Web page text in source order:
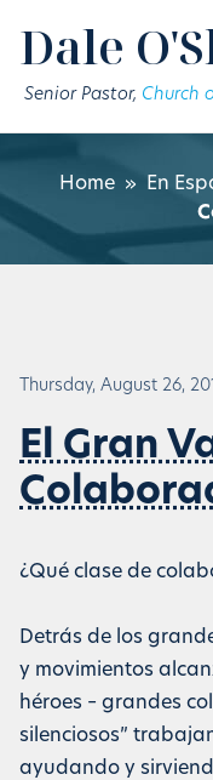
Dale
Senior Pastor, Church
Home » En
Thursday, August 26,
El Gran
¿Qué clase de
Detrás de los
y movimientos
héroes – grandes
silenciosos”
ayudando y